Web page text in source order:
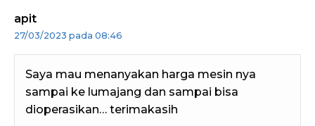
apit
27/03/2023 pada 08:46
Saya mau menanyakan harga mesin nya
sampai ke lumajang dan sampai bisa
dioperasikan… terimakasih